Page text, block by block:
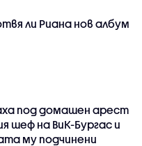
ли Риана нов албум
под домашен арест
шеф на ВиК-Бургас и
му подчинени